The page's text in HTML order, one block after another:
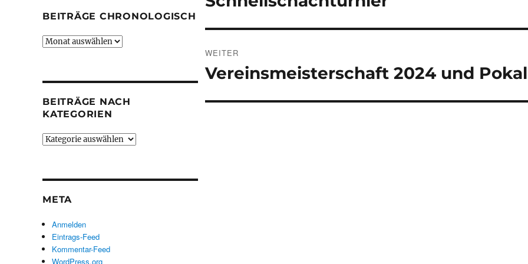
WEITER
Nächster
Vereinsmeisterschaft 2024 und
BEITRÄGE CHRONOLOGISCH
Beiträge
BEITRÄGE NACH
KATEGORIEN
Beiträge
META
Anmelden
Eintrags-Feed
Kommentar-Feed
WordPress.org